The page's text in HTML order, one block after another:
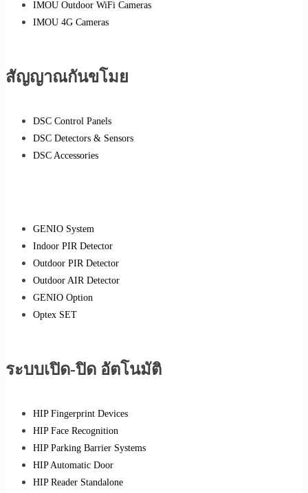
IMOU Outdoor WiFi Cameras
IMOU 4G Cameras
สัญญาณกันขโมย
DSC Control Panels
DSC Detectors & Sensors
DSC Accessories
GENIO System
Indoor PIR Detector
Outdoor PIR Detector
Outdoor AIR Detector
GENIO Option
Optex SET
ระบบเปิด-ปิด อัตโนมัติ
HIP Fingerprint Devices
HIP Face Recognition
HIP Parking Barrier Systems
HIP Automatic Door
HIP Reader Standalone